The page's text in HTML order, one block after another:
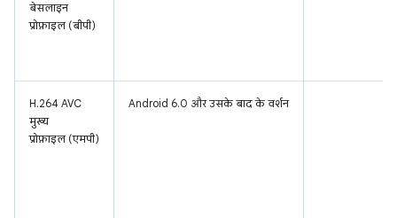
बेसलाइन
प्रोफ़ाइल (बीपी)
H.264 AVC
मुख्य
प्रोफ़ाइल (एमपी)
Android 6.0 और उसके बाद के वर्शन